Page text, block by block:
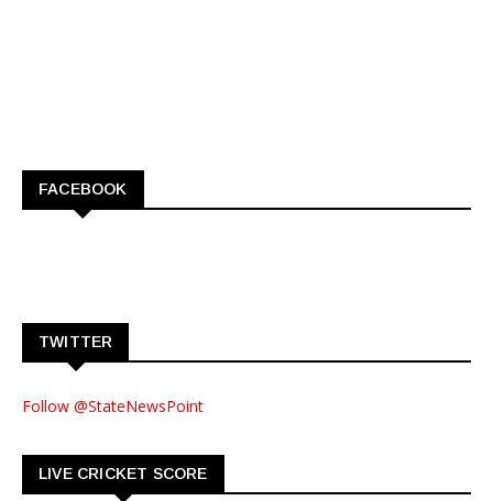
FACEBOOK
TWITTER
Follow @StateNewsPoint
LIVE CRICKET SCORE